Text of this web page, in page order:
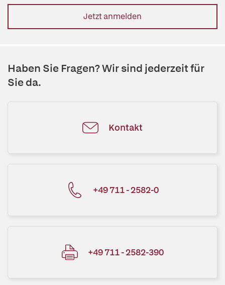
Jetzt anmelden
Haben Sie Fragen? Wir sind jederzeit für
Sie da.
Kontakt
+49 711 - 2582-0
+49 711 - 2582-390